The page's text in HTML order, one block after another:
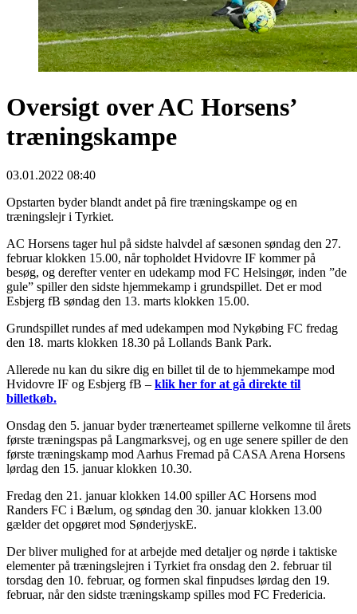
Oversigt over AC Horsens’
træningskampe
03.01.2022 08:40
Opstarten byder blandt andet på fire træningskampe og en
træningslejr i Tyrkiet.
AC Horsens tager hul på sidste halvdel af sæsonen søndag den 27.
februar klokken 15.00, når topholdet Hvidovre IF kommer på
besøg, og derefter venter en udekamp mod FC Helsingør, inden ”de
gule” spiller den sidste hjemmekamp i grundspillet. Det er mod
Esbjerg fB søndag den 13. marts klokken 15.00.
Grundspillet rundes af med udekampen mod Nykøbing FC fredag
den 18. marts klokken 18.30 på Lollands Bank Park.
Allerede nu kan du sikre dig en billet til de to hjemmekampe mod
Hvidovre IF og Esbjerg fB – klik her for at gå direkte til
billetkøb.
Onsdag den 5. januar byder trænerteamet spillerne velkomne til årets
første træningspas på Langmarksvej, og en uge senere spiller de den
første træningskamp mod Aarhus Fremad på CASA Arena Horsens
lørdag den 15. januar klokken 10.30.
Fredag den 21. januar klokken 14.00 spiller AC Horsens mod
Randers FC i Bælum, og søndag den 30. januar klokken 13.00
gælder det opgøret mod SønderjyskE.
Der bliver mulighed for at arbejde med detaljer og nørde i taktiske
elementer på træningslejren i Tyrkiet fra onsdag den 2. februar til
torsdag den 10. februar, og formen skal finpudses lørdag den 19.
februar, når den sidste træningskamp spilles mod FC Fredericia.